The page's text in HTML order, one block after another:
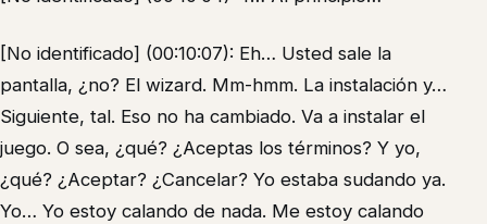
[No identificado] (00:10:07): Eh… Usted sale la
pantalla, ¿no? El wizard. Mm-hmm. La instalación y…
Siguiente, tal. Eso no ha cambiado. Va a instalar el
juego. O sea, ¿qué? ¿Aceptas los términos? Y yo,
¿qué? ¿Aceptar? ¿Cancelar? Yo estaba sudando ya.
Yo… Yo estoy calando de nada. Me estoy calando